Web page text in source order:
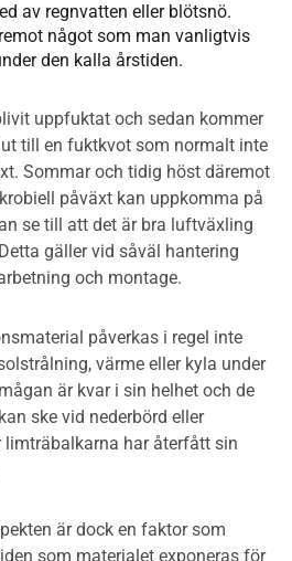
av regnvatten eller blötsnö.
något som man vanligtvis
den kalla årstiden.
uppfuktat och sedan kommer
till en fuktkvot som normalt inte
Sommar och tidig höst däremot
påväxt kan uppkomma på
se till att det är bra luftväxling
gäller vid såväl hantering
och montage.
påverkas i regel inte
värme eller kyla under
är kvar i sin helhet och de
ske vid nederbörd eller
har återfått sin
är dock en faktor som
som materialet exponeras för